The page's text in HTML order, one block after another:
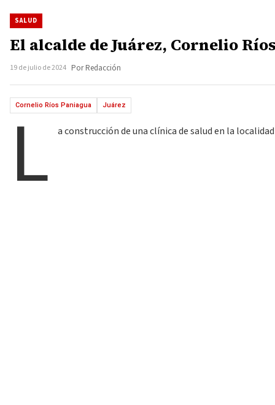
SALUD
El alcalde de Juárez, Cornelio
19 de julio de 2024 Por Redacción
Cornelio Ríos Paniagua Juárez
L a construcción de una clínica de salud en la